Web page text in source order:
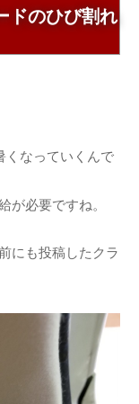
ドのひび割れ
くなっていくんで
が必要ですね。
にも投稿したクラ